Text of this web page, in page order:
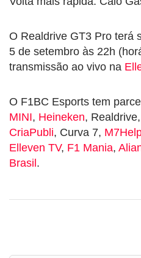
O Realdrive GT3 Pro terá
5 de setembro às 22h
transmissão ao vivo na
O F1BC Esports tem
MINI, Heineken, Realdrive,
CriaPubli, Curva 7,
Elleven TV, F1 Mania,
Brasil.